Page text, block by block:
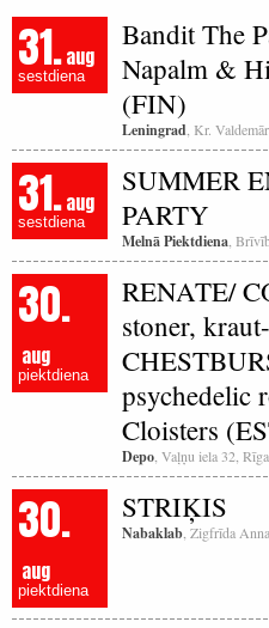
31.aug
sestdiena
Bandit The
Napalm &
(FIN)
Leningrad , Kr.
31.aug
sestdiena
SUMMER
PARTY
Melnā Piektdiena ,
30.
aug
piektdiena
RENATE/
stoner,
psychedelic
Cloisters
Depo , Vaļņu iela 32, Rīga
30.
aug
piektdiena
STRIĶIS
Nabaklab , Zigfrīda